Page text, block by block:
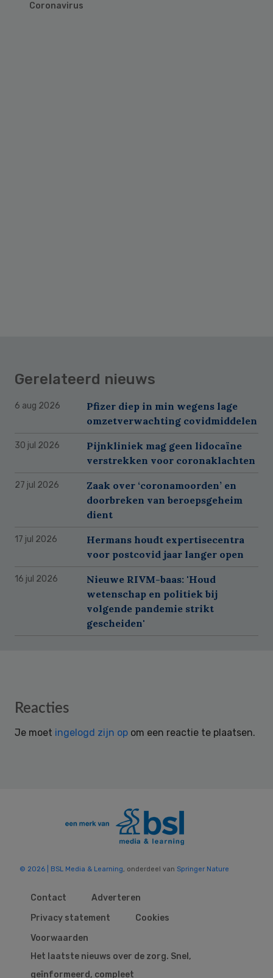
Coronavirus
Gerelateerd nieuws
6 aug 2026
Pfizer diep in min wegens lage
omzetverwachting covidmiddelen
30 jul 2026
Pijnkliniek mag geen lidocaïne
verstrekken voor coronaklachten
27 jul 2026
Zaak over ‘coronamoorden’ en
doorbreken van beroepsgeheim
dient
17 jul 2026
Hermans houdt expertisecentra
voor postcovid jaar langer open
16 jul 2026
Nieuwe RIVM-baas: 'Houd
wetenschap en politiek bij
volgende pandemie strikt
gescheiden'
Reader
Reacties
Je moet ingelogd zijn op om een reactie te plaatsen.
© 2026 | BSL Media & Learning, onderdeel van Springer Nature
Contact
Adverteren
Privacy statement
Cookies
Voorwaarden
Het laatste nieuws over de zorg. Snel,
geïnformeerd, compleet